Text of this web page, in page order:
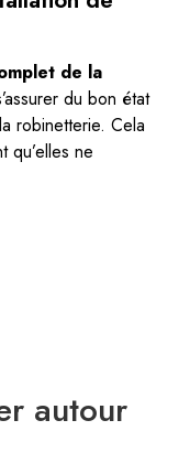
de la
du bon état
robinetterie. Cela
qu’elles ne
autour